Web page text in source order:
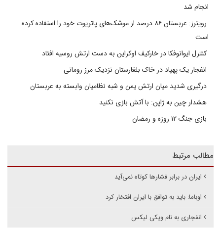
انجام شد
رویترز: عربستان ۸۶ درصد از موشک‌های پاتریوت خود را استفاده کرده
است
کنترل ایوانوفکا در خارکیف اوکراین به دست ارتش روسیه افتاد
انفجار یک پهپاد در خاک بلغارستان نزدیک مرز رومانی
درگیری شدید میان ارتش یمن و شبه نظامیان وابسته به عربستان
هشدار چین به ژاپن: با آتش بازی نکنید
بازی جنگ ۱۲ روزه و رمضان
مطالب مرتبط
ایران در برابر فشارها کوتاه نمی‌آید
اوباما: باید به توافق با ایران افتخار کرد
انفجاری به نام ویکی لیکس